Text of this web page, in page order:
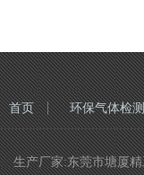
首页 环保气体检测
生产厂家:东莞市塘厦